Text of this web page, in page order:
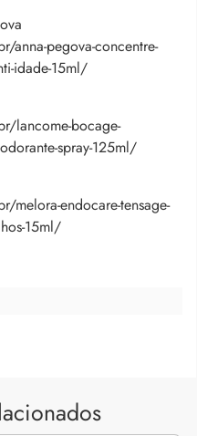
anna-pegova-concentre-
idade-15ml/
lancome-bocage-
spray-125ml/
melora-endocare-tensage-
15ml/